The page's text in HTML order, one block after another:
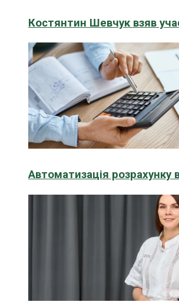
Костянтин Шевчук взяв
Автоматизація розрахунку